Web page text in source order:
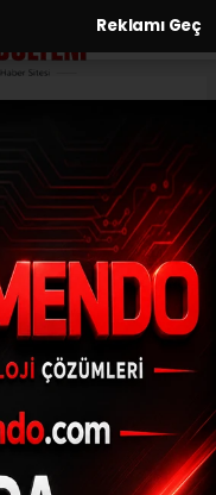
Reklamı Geç
- 20:00, Güncelleme:
OL